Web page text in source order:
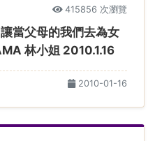
415856 次瀏覽
當父母的我們去為女
林小姐 2010.1.16
2010-01-16